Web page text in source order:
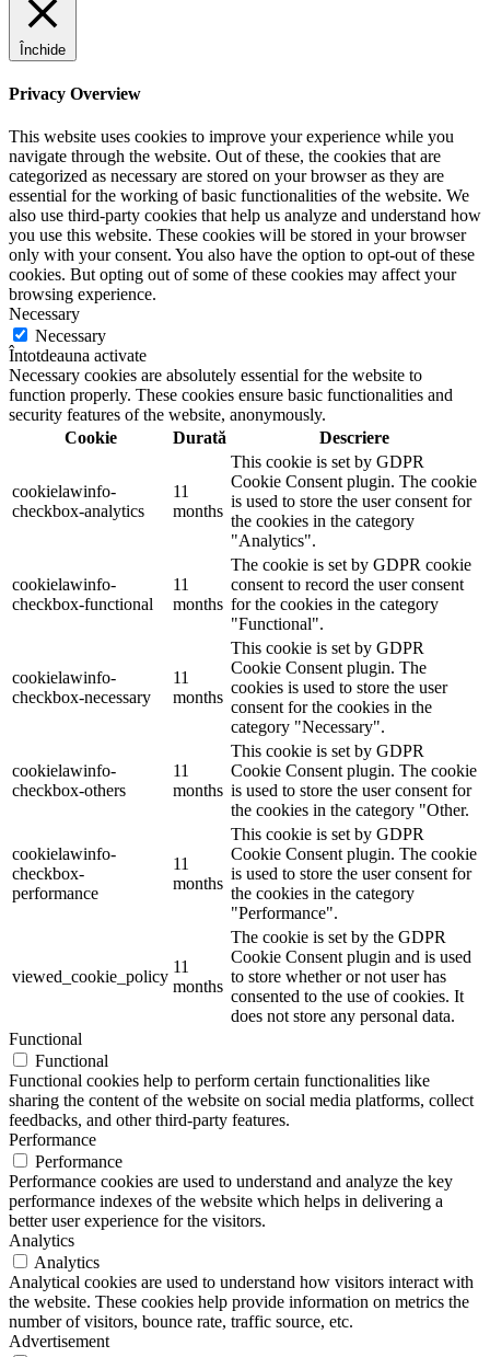
Închide
Privacy Overview
This website uses cookies to improve your experience while you
navigate through the website. Out of these, the cookies that are
categorized as necessary are stored on your browser as they are
essential for the working of basic functionalities of the website. We
also use third-party cookies that help us analyze and understand how
you use this website. These cookies will be stored in your browser
only with your consent. You also have the option to opt-out of these
cookies. But opting out of some of these cookies may affect your
browsing experience.
Necessary
Necessary
Întotdeauna activate
Necessary cookies are absolutely essential for the website to
function properly. These cookies ensure basic functionalities and
security features of the website, anonymously.
Cookie
Durată Descriere
cookielawinfo-
checkbox-analytics
11
months
This cookie is set by GDPR
Cookie Consent plugin. The cookie
is used to store the user consent for
the cookies in the category
"Analytics".
cookielawinfo-
checkbox-functional
11
months
The cookie is set by GDPR cookie
consent to record the user consent
for the cookies in the category
"Functional".
cookielawinfo-
checkbox-necessary
11
months
This cookie is set by GDPR
Cookie Consent plugin. The
cookies is used to store the user
consent for the cookies in the
category "Necessary".
cookielawinfo-
checkbox-others
11
months
This cookie is set by GDPR
Cookie Consent plugin. The cookie
is used to store the user consent for
the cookies in the category "Other.
cookielawinfo-
checkbox-
performance
11
months
This cookie is set by GDPR
Cookie Consent plugin. The cookie
is used to store the user consent for
the cookies in the category
"Performance".
viewed_cookie_policy
11
months
The cookie is set by the GDPR
Cookie Consent plugin and is used
to store whether or not user has
consented to the use of cookies. It
does not store any personal data.
Functional
Functional
Functional cookies help to perform certain functionalities like
sharing the content of the website on social media platforms, collect
feedbacks, and other third-party features.
Performance
Performance
Performance cookies are used to understand and analyze the key
performance indexes of the website which helps in delivering a
better user experience for the visitors.
Analytics
Analytics
Analytical cookies are used to understand how visitors interact with
the website. These cookies help provide information on metrics the
number of visitors, bounce rate, traffic source, etc.
Advertisement